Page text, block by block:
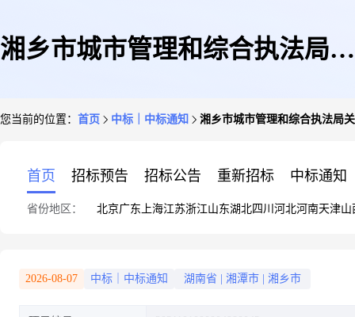
湘乡市城市管理和综合执法局关
您当前的位置： 首页 中标｜中标通知 湘乡市城市管理和综合执法局
首页 招标预告 招标公告 重新招标 中标通知
省份地区： 北京广东 上海江苏浙江山东湖北四川 河北河南天津山
2026-08-07 中标｜中标通知 湖南省 湘潭市 湘乡市